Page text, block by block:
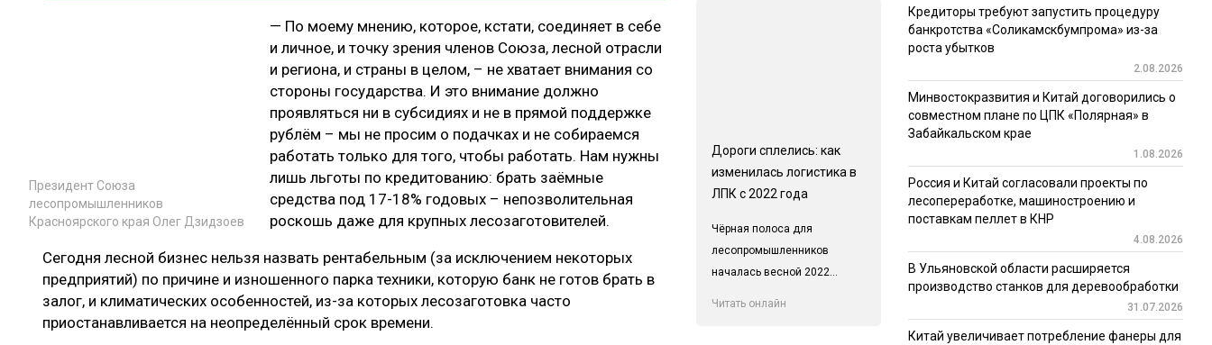
Президент Союза
лесопромышленников
Красноярского края Олег Дзидзоев
— По моему мнению, которое, кстати, соединяет в себе
и личное, и точку зрения членов Союза, лесной отрасли
и региона, и страны в целом, – не хватает внимания со
стороны государства. И это внимание должно
проявляться ни в субсидиях и не в прямой поддержке
рублём – мы не просим о подачках и не собираемся
работать только для того, чтобы работать. Нам нужны
лишь льготы по кредитованию: брать заёмные
средства под 17-18% годовых – непозволительная
роскошь даже для крупных лесозаготовителей.
Сегодня лесной бизнес нельзя назвать рентабельным (за исключением некоторых
предприятий) по причине и изношенного парка техники, которую банк не готов брать в
залог, и климатических особенностей, из-за которых лесозаготовка часто
приостанавливается на неопределённый срок времени.
Дороги сплелись: как
изменилась логистика в
ЛПК с 2022 года
Чёрная полоса для
лесопромышленников
началась весной 2022...
Читать онлайн
Кредиторы требуют запустить процедуру
банкротства «Соликамскбумпрома» из-за
роста убытков
2.08.2026
Минвостокразвития и Китай договорились о
совместном плане по ЦПК «Полярная» в
Забайкальском крае
1.08.2026
Россия и Китай согласовали проекты по
лесопереработке, машиностроению и
поставкам пеллет в КНР
4.08.2026
В Ульяновской области расширяется
производство станков для деревообработки
31.07.2026
Китай увеличивает потребление фанеры для